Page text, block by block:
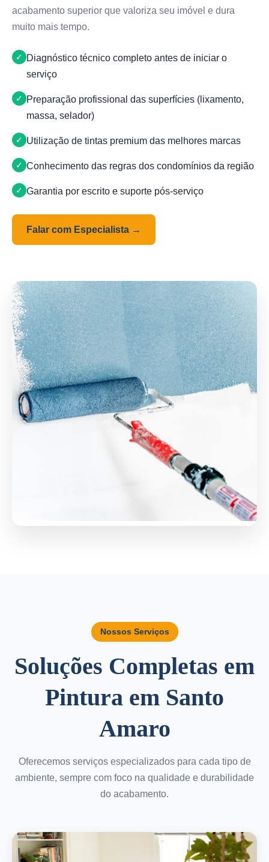
acabamento superior que valoriza seu imóvel e dura
muito mais tempo.
Diagnóstico técnico completo antes de iniciar o
serviço
Preparação profissional das superfícies (lixamento,
massa, selador)
Utilização de tintas premium das melhores marcas
Conhecimento das regras dos condomínios da região
Garantia por escrito e suporte pós-serviço
Falar com Especialista →
Nossos Serviços
Soluções Completas em
Pintura em Santo
Amaro
Oferecemos serviços especializados para cada tipo de
ambiente, sempre com foco na qualidade e durabilidade
do acabamento.